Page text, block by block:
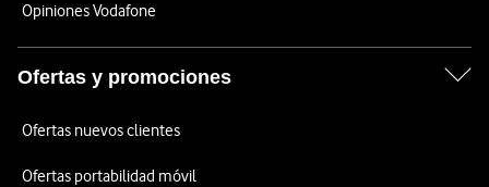
Opiniones Vodafone
Ofertas y promociones
Ofertas nuevos clientes
Ofertas portabilidad móvil